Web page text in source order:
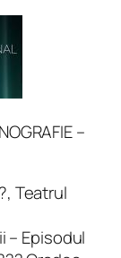
–
Teatrul
– Episodul